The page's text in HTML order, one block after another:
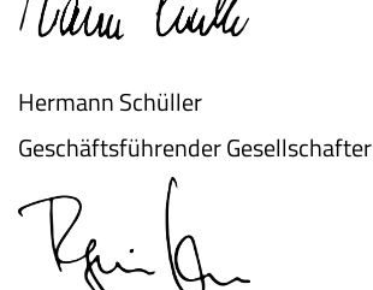
Hermann Schüller
Geschäftsführender Gesellschafter